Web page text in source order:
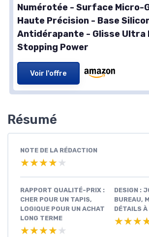
Numérotée - Surface Micro-
Haute Précision - Base
Antidérapante - Glisse Ultra
Stopping Power
Voir l'offre
Résumé
NOTE DE LA RÉDACTION
★★★★★
★★★★★
RAPPORT QUALITÉ-PRIX :
CHER POUR UN TAPIS,
LOGIQUE POUR UN ACHAT
LONG TERME
★★★★★
★★★★★
DESIGN :
BUREAU,
DÉTAILS